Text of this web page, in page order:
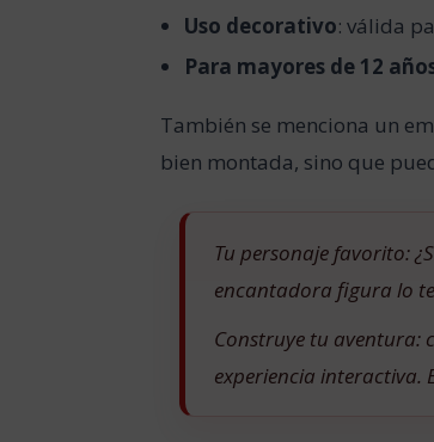
Uso decorativo: válida
Para mayores de 12
También se menciona un
bien montada, sino que
Tu personaje favorito:
encantadora figura lo
Construye tu aventura:
experiencia interactiva.